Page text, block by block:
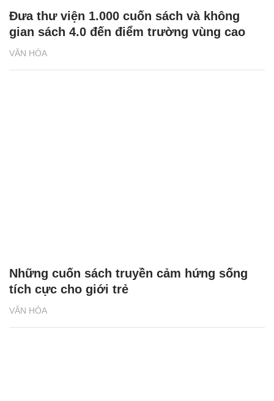
VĂN HÓA
Đưa thư viện 1.000 cuốn sách và không
gian sách 4.0 đến điểm trường vùng cao
VĂN HÓA
Những cuốn sách truyền cảm hứng sống
tích cực cho giới trẻ